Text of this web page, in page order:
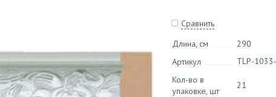
Сравнить
Длина, см
290
Артикул
TLP-
Кол-во в
упаковке, шт
21